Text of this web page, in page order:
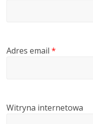
Adres email*
Witryna internetowa